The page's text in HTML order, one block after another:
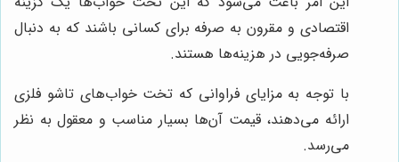
اقتصادی و مقرون به صرفه برای کسانی باشند که به دنبال
صرفه‌جویی در هزینه‌ها هستند.
با توجه به مزایای فراوانی که تخت خواب‌های تاشو فلزی
ارائه می‌دهند، قیمت آن‌ها بسیار مناسب و معقول به نظر
می‌رسد.